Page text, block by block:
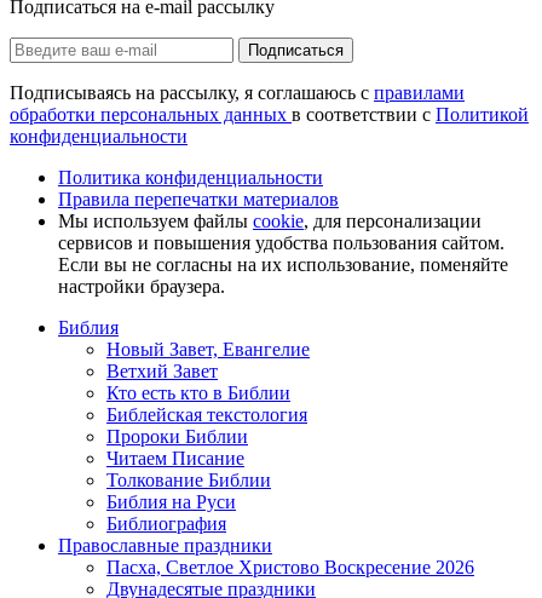
Подписаться на e-mail рассылку
Подписаться
Подписываясь на рассылку, я соглашаюсь с правилами
обработки персональных данных в соответствии с Политикой
конфиденциальности
Политика конфиденциальности
Правила перепечатки материалов
Мы используем файлы cookie, для персонализации
сервисов и повышения удобства пользования сайтом.
Если вы не согласны на их использование, поменяйте
настройки браузера.
Библия
Новый Завет, Евангелие
Ветхий Завет
Кто есть кто в Библии
Библейская текстология
Пророки Библии
Читаем Писание
Толкование Библии
Библия на Руси
Библиография
Православные праздники
Пасха, Светлое Христово Воскресение 2026
Двунадесятые праздники